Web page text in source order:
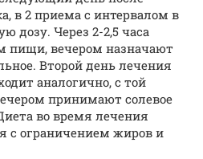
в 2 приема с интервалом в
дозу. Через 2-2,5 часа
пищи, вечером назначают
Второй день лечения
аналогично, с той
принимают солевое
во время лечения
с ограничением жиров и